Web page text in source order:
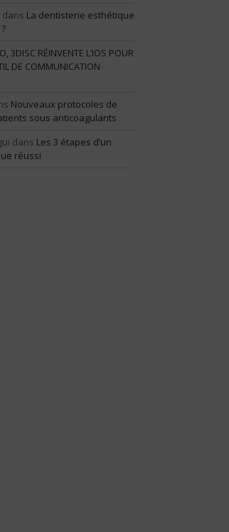
dans La dentisterie esthétique
3DISC RÉINVENTE L’IOS POUR
DE COMMUNICATION
Nouveaux protocoles de
sous anticoagulants
dans Les 3 étapes d’un
réussi